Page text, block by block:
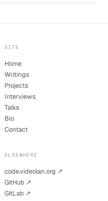
SITE
Home
Writings
Projects
Interviews
Talks
Bio
Contact
ELSEWHERE
code.videolan.org ↗
GitHub ↗
GitLab ↗